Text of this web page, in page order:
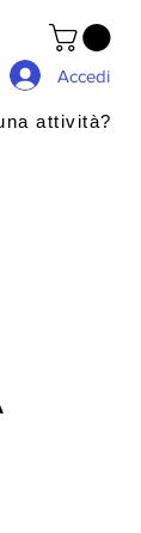
Accedi
attività?